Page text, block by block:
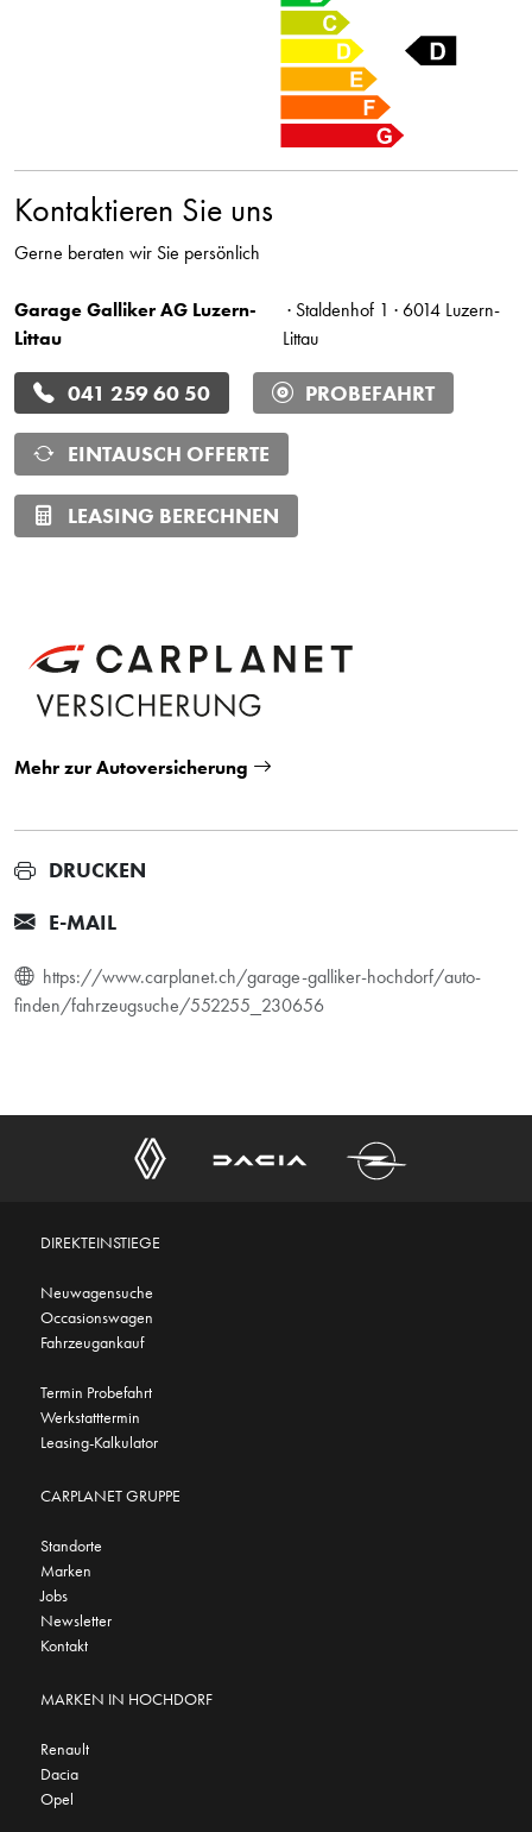
Kontaktieren Sie uns
Gerne beraten wir Sie persönlich
Garage Galliker AG Luzern-
Littau
· Staldenhof 1 · 6014 Luzern-
Littau
041 259 60 50 PROBEFAHRT
EINTAUSCH OFFERTE
LEASING BERECHNEN
Mehr zur Autoversicherung
DRUCKEN
E-MAIL
https://www.carplanet.ch/garage-galliker-hochdorf/auto-
finden/fahrzeugsuche/552255_230656
DIREKTEINSTIEGE
Neuwagensuche
Occasionswagen
Fahrzeugankauf
Termin Probefahrt
Werkstatttermin
Leasing-Kalkulator
CARPLANET GRUPPE
Standorte
Marken
Jobs
Newsletter
Kontakt
MARKEN IN HOCHDORF
Renault
Dacia
Opel